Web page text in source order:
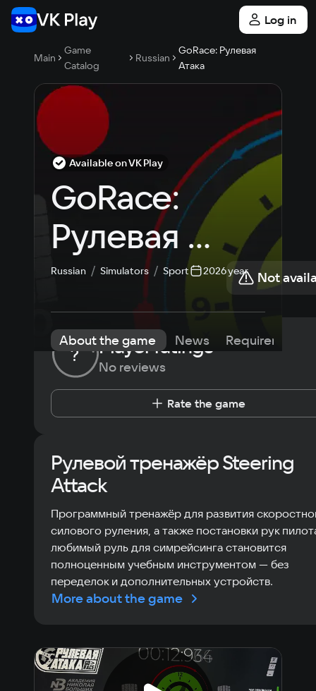
Log in
Main
Game
Catalog
Russian
GoRace: Рулевая
Атака
Available on VK Play
GoRace:
Рулевая
Атака
Russian Simulators Sport 2026 year Not
About the game News Requirements
? Player ratings
No reviews
Rate the game
Рулевой тренажёр Steering
Attack
Программный тренажёр для развития
силового руления, а также постановки рук
любимый руль для симрейсинга становится
полноценным учебным инструментом — без
переделок и дополнительных устройств.
More about the game